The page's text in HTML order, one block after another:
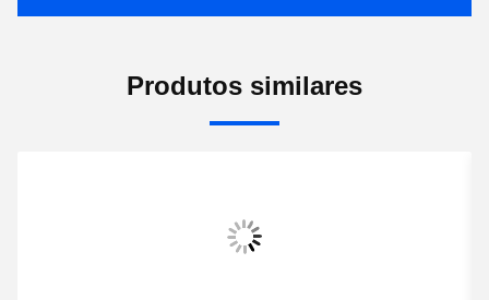
Produtos similares